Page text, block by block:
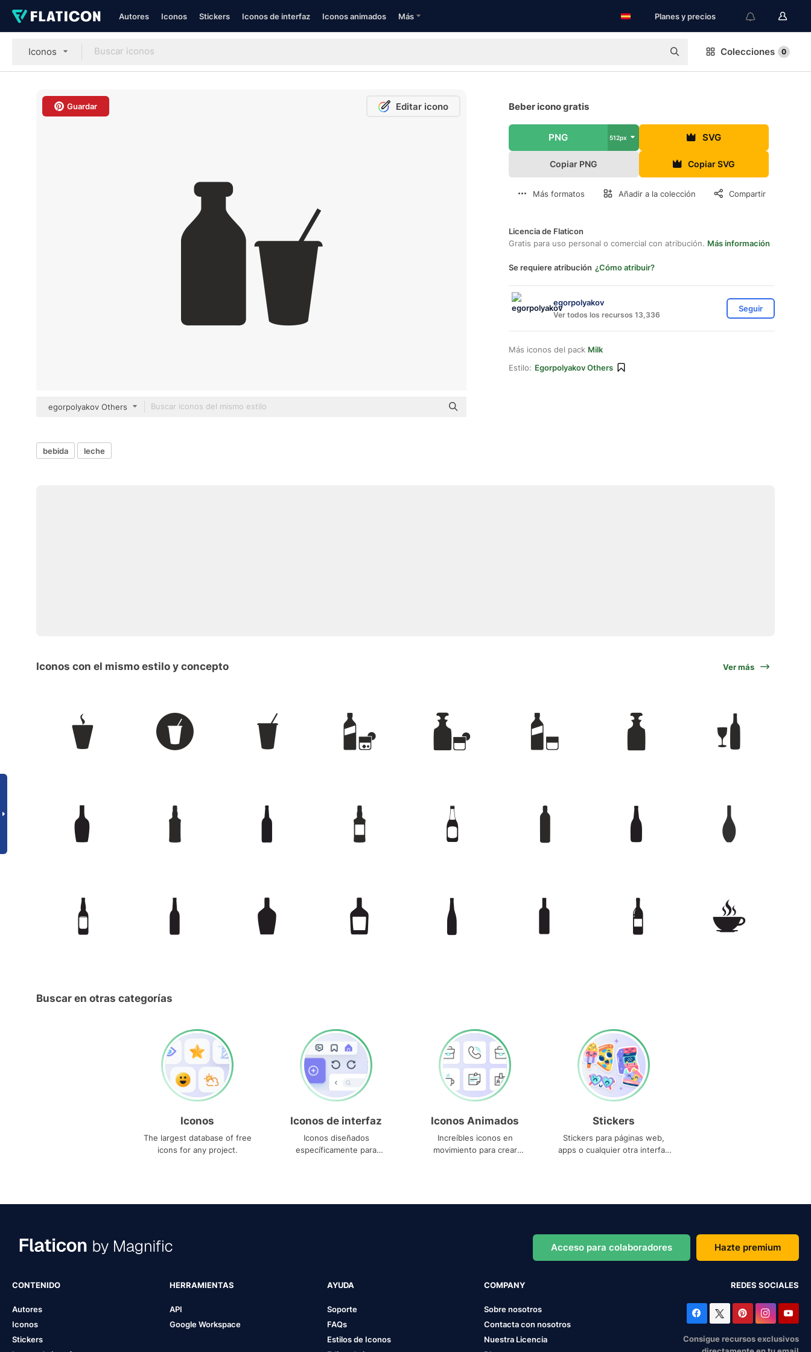
Autores Iconos Stickers Iconos de interfaz Iconos animados Más Planes y precios
Iconos Colecciones 0
Guardar Editar icono
egorpolyakov Others
Beber icono gratis
PNG 512px SVG
Copiar PNG Copiar SVG
Más formatos Añadir a la colección Compartir
Licencia de Flaticon
Gratis para uso personal o comercial con atribución. Más información
Se requiere atribución ¿Cómo atribuir?
egorpolyakov
Ver todos los recursos 13,336
Seguir
Más iconos del pack Milk
Estilo: Egorpolyakov Others
bebida leche
Iconos con el mismo estilo y concepto Ver más
Buscar en otras categorías
Iconos
The largest database of free
icons for any project.
Iconos de interfaz
Iconos diseñados
específicamente para
Iconos Animados
Increíbles iconos en
movimiento para crear
Stickers
Stickers para páginas web,
apps o cualquier otra interfaz
Acceso para colaboradores Hazte premium
CONTENIDO
Autores
Iconos
Stickers
HERRAMIENTAS
API
Google Workspace
AYUDA
Soporte
FAQs
Estilos de Iconos
COMPANY
Sobre nosotros
Contacta con nosotros
Nuestra Licencia
REDES SOCIALES
Consigue recursos exclusivos